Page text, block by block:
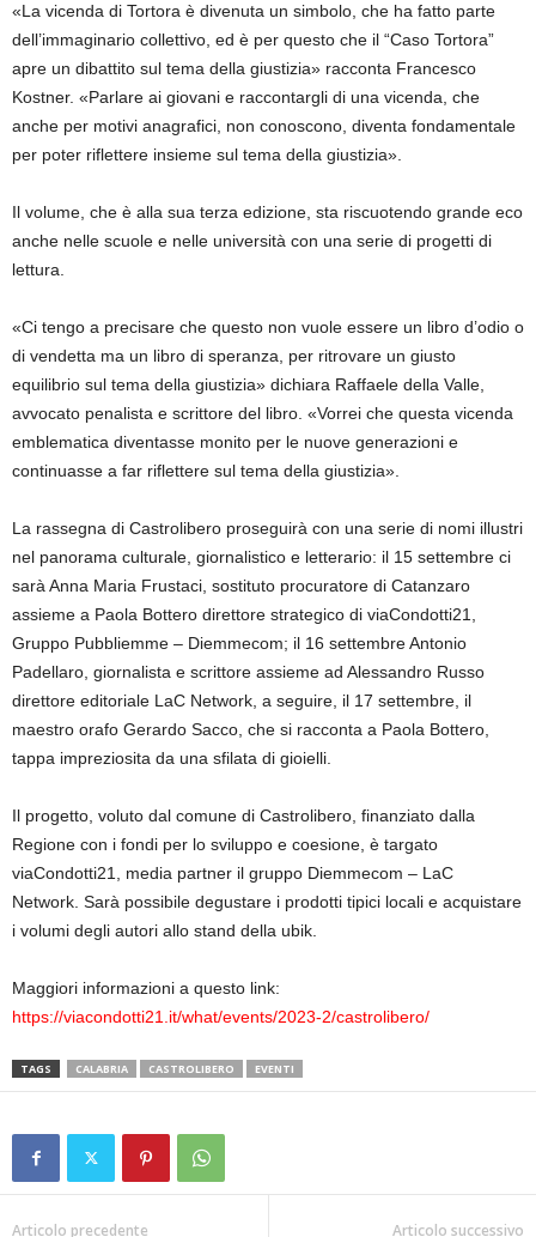
«La vicenda di Tortora è divenuta un simbolo, che ha fatto parte
dell’immaginario collettivo, ed è per questo che il “Caso Tortora”
apre un dibattito sul tema della giustizia» racconta Francesco
Kostner. «Parlare ai giovani e raccontargli di una vicenda, che
anche per motivi anagrafici, non conoscono, diventa fondamentale
per poter riflettere insieme sul tema della giustizia».
Il volume, che è alla sua terza edizione, sta riscuotendo grande eco
anche nelle scuole e nelle università con una serie di progetti di
lettura.
«Ci tengo a precisare che questo non vuole essere un libro d’odio o
di vendetta ma un libro di speranza, per ritrovare un giusto
equilibrio sul tema della giustizia» dichiara Raffaele della Valle,
avvocato penalista e scrittore del libro. «Vorrei che questa vicenda
emblematica diventasse monito per le nuove generazioni e
continuasse a far riflettere sul tema della giustizia».
La rassegna di Castrolibero proseguirà con una serie di nomi illustri
nel panorama culturale, giornalistico e letterario: il 15 settembre ci
sarà Anna Maria Frustaci, sostituto procuratore di Catanzaro
assieme a Paola Bottero direttore strategico di viaCondotti21,
Gruppo Pubbliemme – Diemmecom; il 16 settembre Antonio
Padellaro, giornalista e scrittore assieme ad Alessandro Russo
direttore editoriale LaC Network, a seguire, il 17 settembre, il
maestro orafo Gerardo Sacco, che si racconta a Paola Bottero,
tappa impreziosita da una sfilata di gioielli.
Il progetto, voluto dal comune di Castrolibero, finanziato dalla
Regione con i fondi per lo sviluppo e coesione, è targato
viaCondotti21, media partner il gruppo Diemmecom – LaC
Network. Sarà possibile degustare i prodotti tipici locali e acquistare
i volumi degli autori allo stand della ubik.
Maggiori informazioni a questo link:
https://viacondotti21.it/what/events/2023-2/castrolibero/
TAGS CALABRIA CASTROLIBERO EVENTI
Articolo precedente Articolo successivo